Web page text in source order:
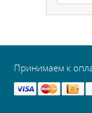
Принимаем к